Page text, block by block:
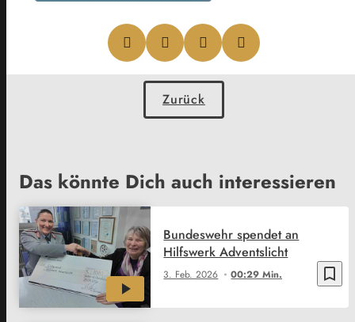
Zurück
Das könnte Dich auch interessieren
bookmark_border
3. Feb. 2026 00:29 Min.
Bundeswehr spendet an
Hilfswerk Adventslicht